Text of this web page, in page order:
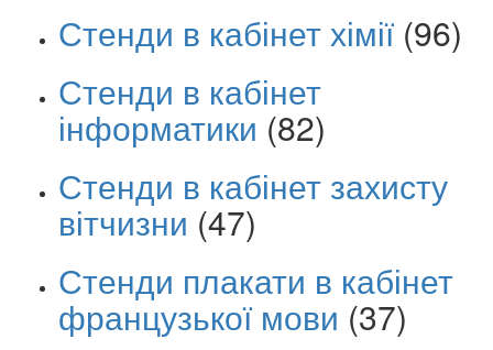
Стенди в кабінет хімії (96)
Стенди в кабінет
інформатики (82)
Стенди в кабінет захисту
вітчизни (47)
Стенди плакати в кабінет
французької мови (37)